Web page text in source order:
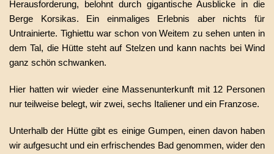
Herausforderung, belohnt durch gigantische Ausblicke in die
Berge Korsikas. Ein einmaliges Erlebnis aber nichts für
Untrainierte. Tighiettu war schon von Weitem zu sehen unten in
dem Tal, die Hütte steht auf Stelzen und kann nachts bei Wind
ganz schön schwanken.
Hier hatten wir wieder eine Massenunterkunft mit 12 Personen
nur teilweise belegt, wir zwei, sechs Italiener und ein Franzose.
Unterhalb der Hütte gibt es einige Gumpen, einen davon haben
wir aufgesucht und ein erfrischendes Bad genommen, wider den